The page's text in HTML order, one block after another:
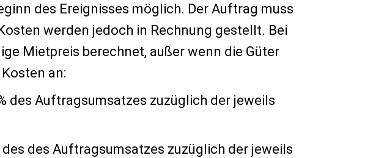
des Ereignisses möglich. Der Auftrag muss
werden jedoch in Rechnung gestellt. Bei
Mietpreis berechnet, außer wenn die Güter
an:
des Auftragsumsatzes zuzüglich der jeweils
des Auftragsumsatzes zuzüglich der jeweils